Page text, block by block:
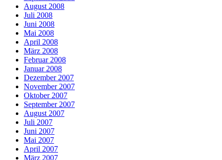
August 2008
Juli 2008
Juni 2008
Mai 2008
April 2008
März 2008
Februar 2008
Januar 2008
Dezember 2007
November 2007
Oktober 2007
September 2007
August 2007
Juli 2007
Juni 2007
Mai 2007
April 2007
März 2007